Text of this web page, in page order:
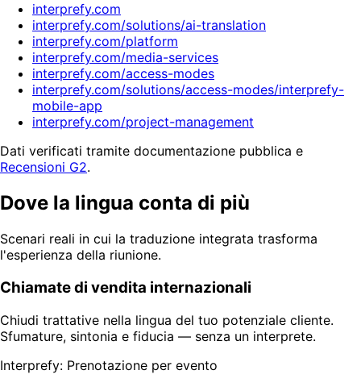
interprefy.com
interprefy.com/solutions/ai-translation
interprefy.com/platform
interprefy.com/media-services
interprefy.com/access-modes
interprefy.com/solutions/access-modes/interprefy-
mobile-app
interprefy.com/project-management
Dati verificati tramite documentazione pubblica e
Recensioni G2.
Dove la lingua conta di più
Scenari reali in cui la traduzione integrata trasforma
l'esperienza della riunione.
Chiamate di vendita internazionali
Chiudi trattative nella lingua del tuo potenziale cliente.
Sfumature, sintonia e fiducia — senza un interprete.
Interprefy: Prenotazione per evento